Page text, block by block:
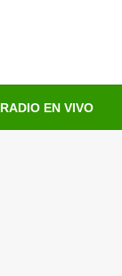
RADIO EN VIVO